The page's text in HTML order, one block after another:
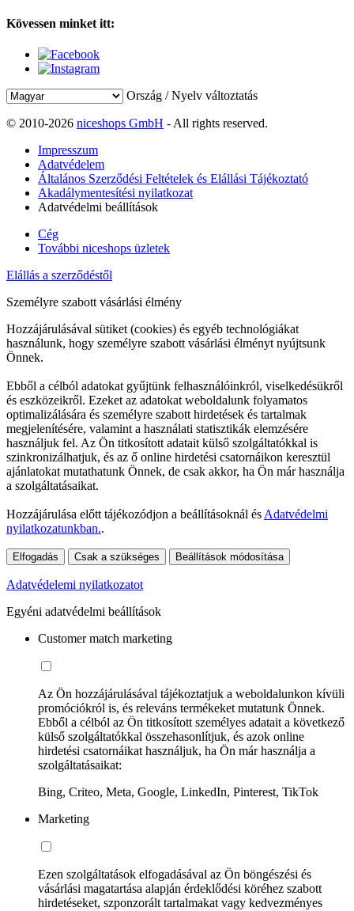
Kövessen minket itt:
Ország / Nyelv változtatás
© 2010-2026 niceshops GmbH - All rights reserved.
Impresszum
Adatvédelem
Általános Szerződési Feltételek és Elállási Tájékoztató
Akadálymentesítési nyilatkozat
Adatvédelmi beállítások
Cég
További niceshops üzletek
Elállás a szerződéstől
Személyre szabott vásárlási élmény
Hozzájárulásával sütiket (cookies) és egyéb technológiákat
használunk, hogy személyre szabott vásárlási élményt nyújtsunk
Önnek.
Ebből a célból adatokat gyűjtünk felhasználóinkról, viselkedésükről
és eszközeikről. Ezeket az adatokat weboldalunk folyamatos
optimalizálására és személyre szabott hirdetések és tartalmak
megjelenítésére, valamint a használati statisztikák elemzésére
használjuk fel. Az Ön titkosított adatait külső szolgáltatókkal is
szinkronizálhatjuk, és az ő online hirdetési csatornáikon keresztül
ajánlatokat mutathatunk Önnek, de csak akkor, ha Ön már használja
a szolgáltatásaikat.
Hozzájárulása előtt tájékozódjon a beállításoknál ésAdatvédelmi
nyilatkozatunkban..
Elfogadás Csak a szükséges Beállítások módosítása
Adatvédelemi nyilatkozatot
Egyéni adatvédelmi beállítások
Customer match marketing
Az Ön hozzájárulásával tájékoztatjuk a weboldalunkon kívüli
promóciókról is, és releváns termékeket mutatunk Önnek.
Ebből a célból az Ön titkosított személyes adatait a következő
külső szolgáltatókkal összehasonlítjuk, és azok online
hirdetési csatornáikat használjuk, ha Ön már használja a
szolgáltatásaikat:
Bing, Criteo, Meta, Google, LinkedIn, Pinterest, TikTok
Marketing
Ezen szolgáltatások elfogadásával az Ön böngészési és
vásárlási magatartása alapján érdeklődési köréhez szabott
hirdetéseket, szponzorált tartalmakat vagy kedvezményes